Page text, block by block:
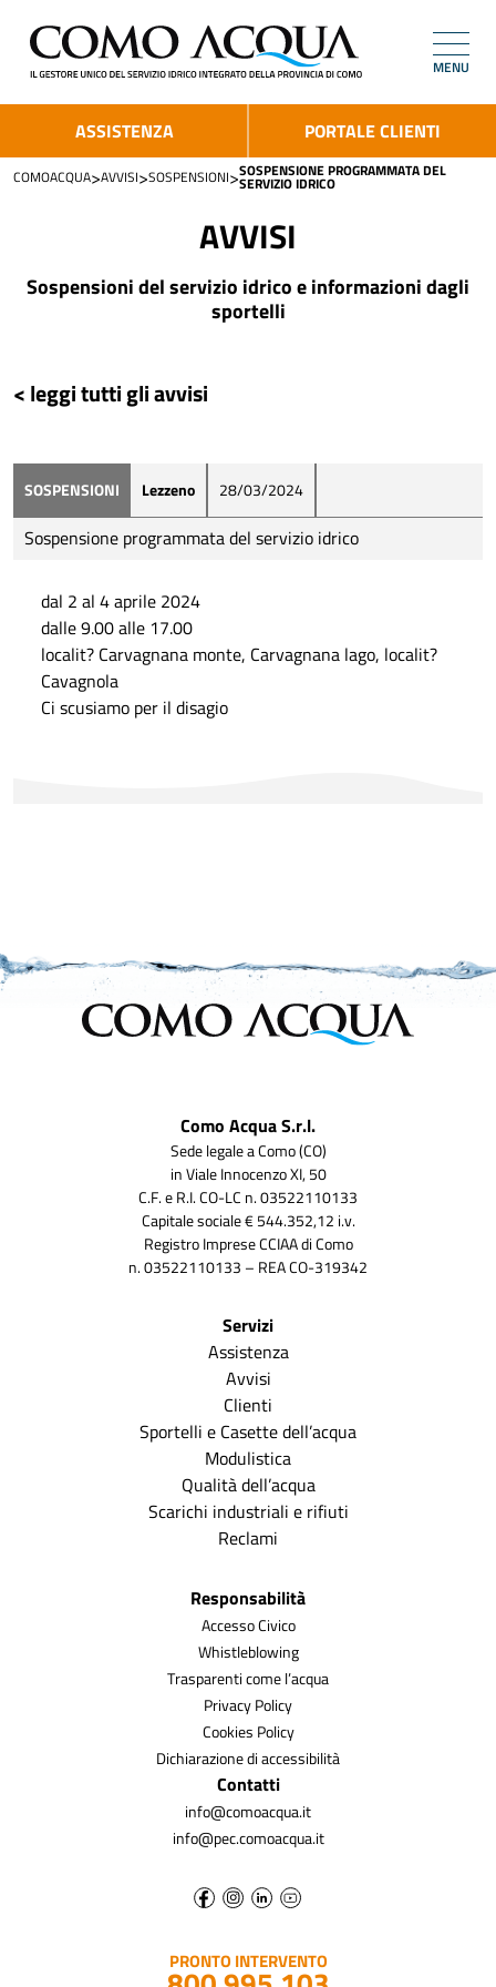
MENU
ASSISTENZA PORTALE CLIENTI
COMOACQUA>AVVISI>SOSPENSIONI>SOSPENSIONE PROGRAMMATA DEL
SERVIZIO IDRICO
AVVISI
Sospensioni del servizio idrico e informazioni dagli
sportelli
< leggi tutti gli avvisi
SOSPENSIONI Lezzeno 28/03/2024
Sospensione programmata del servizio idrico
dal 2 al 4 aprile 2024
dalle 9.00 alle 17.00
localit? Carvagnana monte, Carvagnana lago, localit?
Cavagnola
Ci scusiamo per il disagio
Como Acqua S.r.l.
Sede legale a Como (CO)
in Viale Innocenzo XI, 50
C.F. e R.I. CO-LC n. 03522110133
Capitale sociale € 544.352,12 i.v.
Registro Imprese CCIAA di Como
n. 03522110133 – REA CO-319342
Servizi
Assistenza
Avvisi
Clienti
Sportelli e Casette dell’acqua
Modulistica
Qualità dell’acqua
Scarichi industriali e rifiuti
Reclami
Responsabilità
Accesso Civico
Whistleblowing
Trasparenti come l’acqua
Privacy Policy
Cookies Policy
Dichiarazione di accessibilità
Contatti
info@comoacqua.it
info@pec.comoacqua.it
PRONTO INTERVENTO